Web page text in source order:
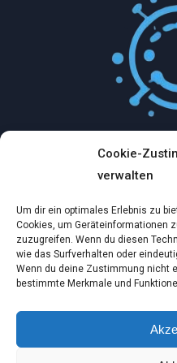
Cookie-
verwalten
Um dir ein optimales Erlebnis zu
Cookies, um Geräteinformationen
zuzugreifen. Wenn du diesen
wie das Surfverhalten oder
Wenn du deine Zustimmung nicht
bestimmte Merkmale und
Dez. 2, 2024
Ein virtueller
Nordische